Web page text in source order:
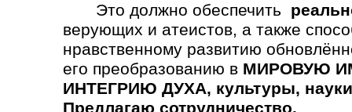
Это должно обеспечить
верующих и атеистов, а также
нравственному развитию
его преобразованию в МИРОВУЮ
ИНТЕГРИЮ ДУХА, культуры,
Предлагаю сотрудничество.